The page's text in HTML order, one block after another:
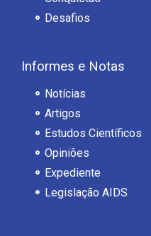
Desafios
Informes e Notas
Notícias
Artigos
Estudos Científicos
Opiniões
Expediente
Legislação AIDS